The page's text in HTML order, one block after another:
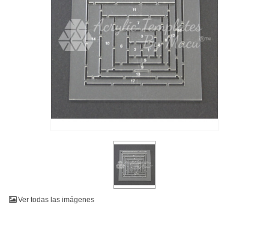
Ver todas las imágenes